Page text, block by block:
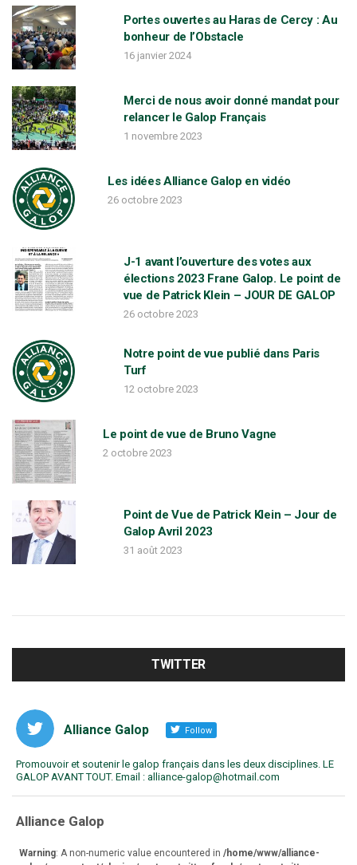
Portes ouvertes au Haras de Cercy : Au
bonheur de l’Obstacle
16 janvier 2024
Merci de nous avoir donné mandat pour
relancer le Galop Français
1 novembre 2023
Les idées Alliance Galop en vidéo
26 octobre 2023
J-1 avant l’ouverture des votes aux
élections 2023 Frane Galop. Le point de
vue de Patrick Klein – JOUR DE GALOP
26 octobre 2023
Notre point de vue publié dans Paris
Turf
12 octobre 2023
Le point de vue de Bruno Vagne
2 octobre 2023
Point de Vue de Patrick Klein – Jour de
Galop Avril 2023
31 août 2023
TWITTER
Alliance Galop Follow
Promouvoir et soutenir le galop français dans les deux disciplines. LE
GALOP AVANT TOUT. Email : alliance-galop@hotmail.com
Alliance Galop
Warning: A non-numeric value encountered in /home/www/alliance-